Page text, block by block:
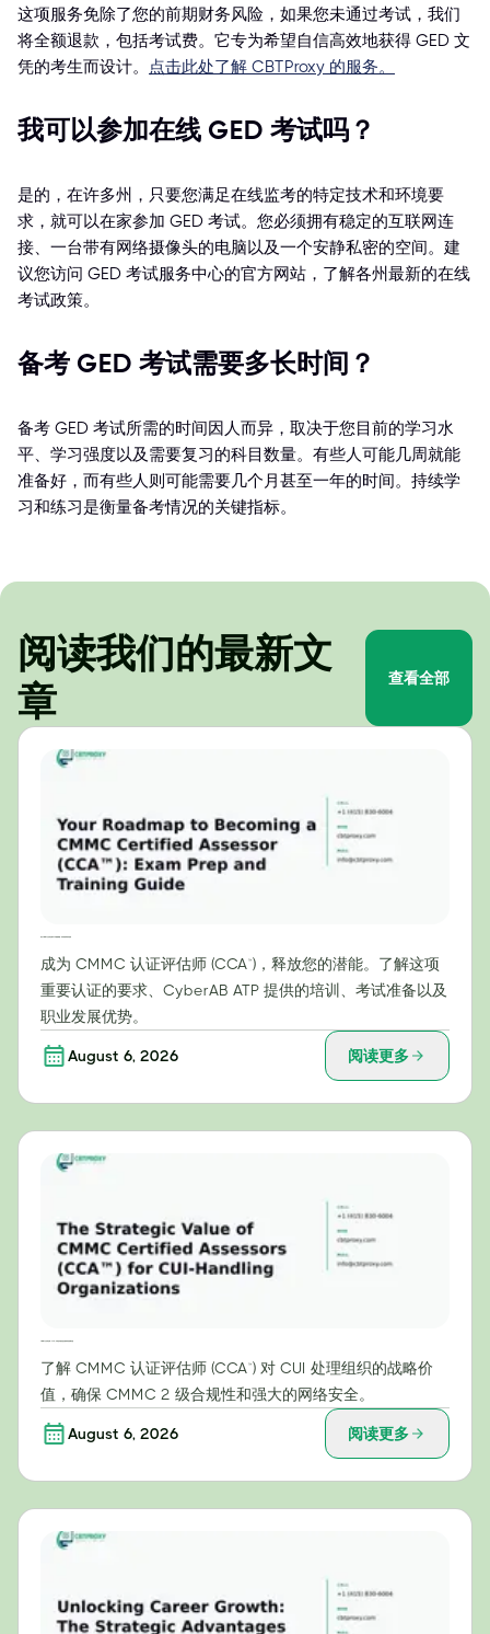
这项服务免除了您的前期财务风险，如果您未通过考试，我们
将全额退款，包括考试费。它专为希望自信高效地获得 GED 文
凭的考生而设计。
点击此处了解 CBTProxy 的服务。
我可以参加在线 GED 考试吗？
是的，在许多州，只要您满足在线监考的特定技术和环境要
求，就可以在家参加 GED 考试。您必须拥有稳定的互联网连
接、一台带有网络摄像头的电脑以及一个安静私密的空间。建
议您访问 GED 考试服务中心的官方网站，了解各州最新的在线
考试政策。
备考 GED 考试需要多长时间？
备考 GED 考试所需的时间因人而异，取决于您目前的学习水
平、学习强度以及需要复习的科目数量。有些人可能几周就能
准备好，而有些人则可能需要几个月甚至一年的时间。持续学
习和练习是衡量备考情况的关键指标。
阅读我们的最新文
章
查看全部
成为 CMMC 认证评估师 (CCA™)，释放您的潜能。了解这项
重要认证的要求、CyberAB ATP 提供的培训、考试准备以及
职业发展优势。
August 6, 2026 阅读更多
了解 CMMC 认证评估师 (CCA™) 对 CUI 处理组织的战略价
值，确保 CMMC 2 级合规性和强大的网络安全。
August 6, 2026 阅读更多